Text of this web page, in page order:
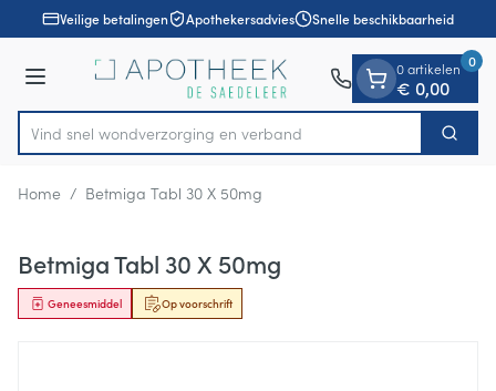
Ga naar de inhoud
1 van 1Veilige betalingen Apothekersadvies Snelle beschikbaarheid
Menu
Product, merk, categorie...
Vind snel wondverzorging en verband Zoek
0 artikelen
€ 0,00
0
Home / Betmiga Tabl 30 X 50mg
Betmiga Tabl 30 X 50mg
Op voorschrift
Geneesmiddel